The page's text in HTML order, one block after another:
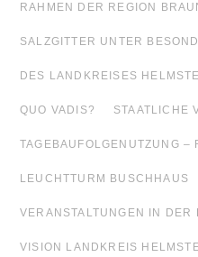
RAHMEN DER REGION
SALZGITTER UNTER
DES LANDKREISES
QUO VADIS? STAATLICHE
TAGEBAUFOLGENUTZUNG –
LEUCHTTURM BUSCHHAUS
VERANSTALTUNGEN IN DER
VISION LANDKREIS